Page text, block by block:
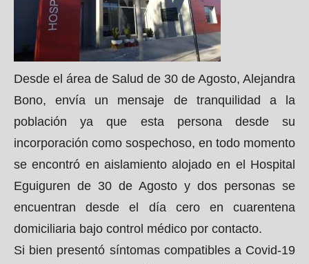
Desde el área de Salud de 30 de Agosto, Alejandra
Bono, envía un mensaje de tranquilidad a la
población ya que esta persona desde su
incorporación como sospechoso, en todo momento
se encontró en aislamiento alojado en el Hospital
Eguiguren de 30 de Agosto y dos personas se
encuentran desde el día cero en cuarentena
domiciliaria bajo control médico por contacto.
Si bien presentó síntomas compatibles a Covid-19